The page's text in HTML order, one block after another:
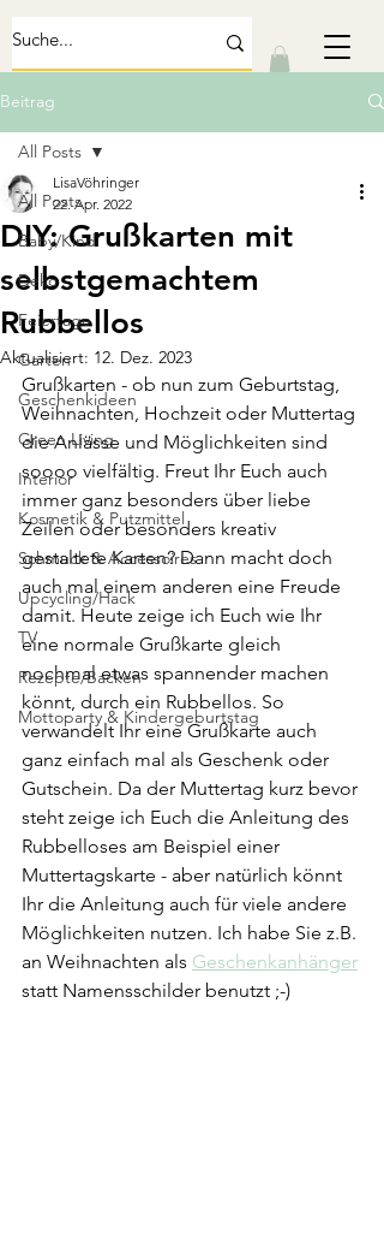
Beitrag
All Posts
Baby/Kind
Deko
Feiertage
Garten
Geschenkideen
Green Living
Interior
Kosmetik & Putzmittel
Schmuck & Accessoires
Upcycling/Hack
TV
Rezepte/Backen
Mottoparty & Kindergeburtstag
All Posts
DIY: Grußkarten mit
selbstgemachtem
Rubbellos
LisaVöhringer
22. Apr. 2022
Aktualisiert: 12. Dez. 2023
Grußkarten - ob nun zum Geburtstag,
Weihnachten, Hochzeit oder Muttertag
die Anlässe und Möglichkeiten sind
soooo vielfältig. Freut Ihr Euch auch
immer ganz besonders über liebe
Zeilen oder besonders kreativ
gestaltete Karten? Dann macht doch
auch mal einem anderen eine Freude
damit. Heute zeige ich Euch wie Ihr
eine normale Grußkarte gleich
nochmal etwas spannender machen
könnt, durch ein Rubbellos. So
verwandelt Ihr eine Grußkarte auch
ganz einfach mal als Geschenk oder
Gutschein. Da der Muttertag kurz bevor
steht zeige ich Euch die Anleitung des
Rubbelloses am Beispiel einer
Muttertagskarte - aber natürlich könnt
Ihr die Anleitung auch für viele andere
Möglichkeiten nutzen. Ich habe Sie z.B.
an Weihnachten als Geschenkanhänger
statt Namensschilder benutzt ;-)